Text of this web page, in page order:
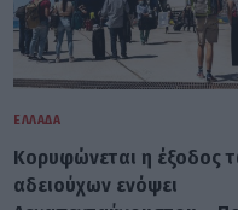
ΕΛΛΆΔΑ
Κορυφώνεται η έξοδος
αδειούχων ενόψει